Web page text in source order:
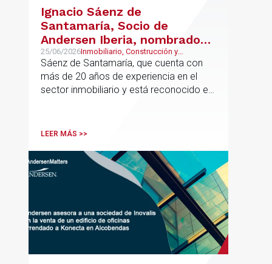
Ignacio Sáenz de
Santamaría, Socio de
Andersen Iberia, nombrado
director europeo de
Inmobiliario de Andersen
25/06/2026Inmobiliario, Construcción y
Urbanismo, Real Estate
Sáenz de Santamaría, que cuenta con
más de 20 años de experiencia en el
sector inmobiliario y está reconocido en
codirigirá el EU Real Estate Industry
UK.
LEER MÁS >>